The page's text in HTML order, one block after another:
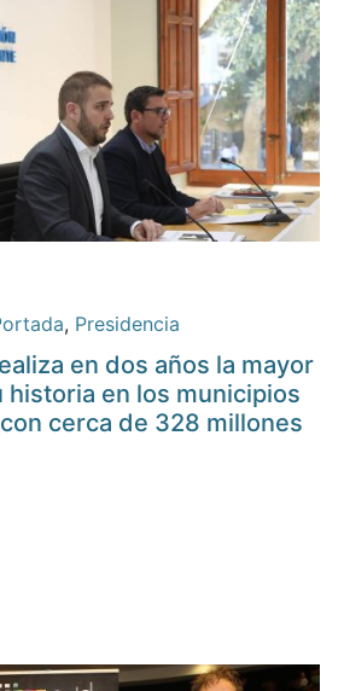
, Presidencia
en dos años la mayor
historia en los municipios
cerca de 328 millones